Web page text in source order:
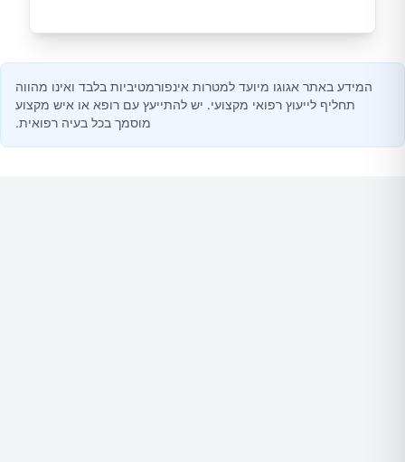
המידע באתר אגוגו מיועד למטרות אינפורמטיביות בלבד ואינו מהווה
תחליף לייעוץ רפואי מקצועי. יש להתייעץ עם רופא או איש מקצוע
מוסמך בכל בעיה רפואית.